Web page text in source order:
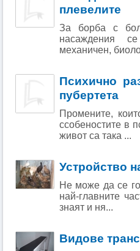
плевелите
За борба с
насаждения
механичен,
Психично
пубертета
Промените,
ссобеностите в
живот са така ...
Устройство
Не може да се
най-главните
знаят и ня...
Видове